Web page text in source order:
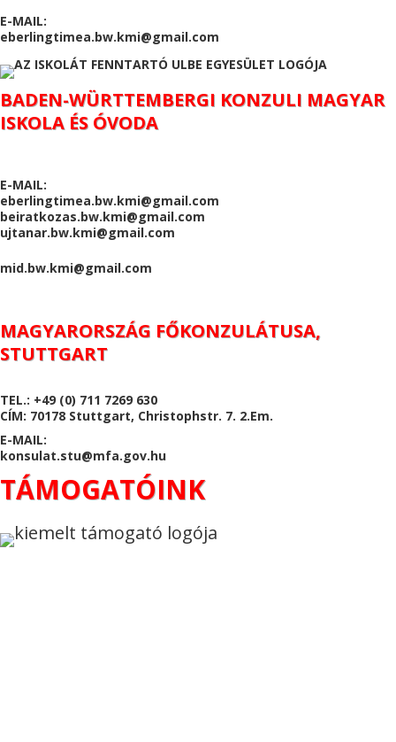
E-MAIL:
eberlingtimea.bw.kmi@gmail.com
BADEN-WÜRTTEMBERGI KONZULI MAGYAR
ISKOLA ÉS ÓVODA
E-MAIL:
eberlingtimea.bw.kmi@gmail.com
beiratkozas.bw.kmi@gmail.com
ujtanar.bw.kmi@gmail.com
mid.bw.kmi@gmail.com
MAGYARORSZÁG FŐKONZULÁTUSA,
STUTTGART
TEL.: +49 (0) 711 7269 630
CÍM: 70178 Stuttgart, Christophstr. 7. 2.Em.
E-MAIL:
konsulat.stu@mfa.gov.hu
TÁMOGATÓINK